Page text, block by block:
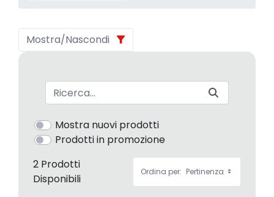
Mostra/Nascondi
Barra di ricerca
Mostra nuovi prodotti
Prodotti in promozione
2 Prodotti
Disponibili
Ordina per: Pertinenza